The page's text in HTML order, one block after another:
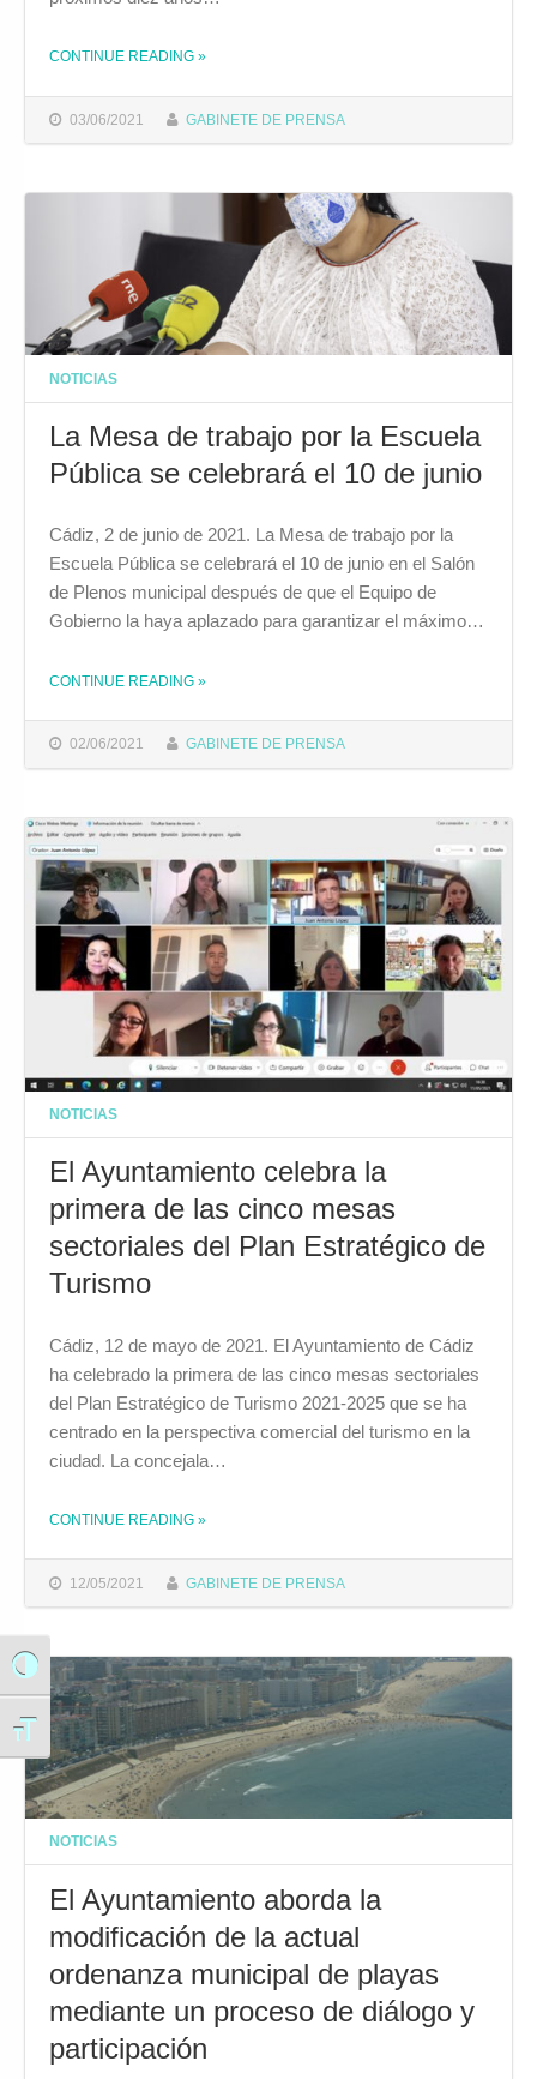
Alternar alto contraste
Alternar tamaño de letra
03/06/2021 GABINETE DE PRENSA
CONTINUE READING »
NOTICIAS
La Mesa de trabajo por la Escuela
Pública se celebrará el 10 de junio
02/06/2021 GABINETE DE PRENSA
Cádiz, 2 de junio de 2021. La Mesa de trabajo por la
Escuela Pública se celebrará el 10 de junio en el Salón
de Plenos municipal después de que el Equipo de
Gobierno la haya aplazado para garantizar el máximo…
CONTINUE READING THE "LA MESA DE TRABAJO POR LA ESCUELA PÚBLICA SE CELEBRARÁ EL 10 DE JUNIO"
»
NOTICIAS
El Ayuntamiento celebra la
primera de las cinco mesas
sectoriales del Plan Estratégico de
Turismo
12/05/2021 GABINETE DE PRENSA
Cádiz, 12 de mayo de 2021. El Ayuntamiento de Cádiz
ha celebrado la primera de las cinco mesas sectoriales
del Plan Estratégico de Turismo 2021-2025 que se ha
centrado en la perspectiva comercial del turismo en la
ciudad. La concejala…
CONTINUE READING THE "EL AYUNTAMIENTO CELEBRA LA PRIMERA DE LAS CINCO MESAS SECTORIALES DEL PLAN ESTRATÉGICO DE TURISMO"
»
NOTICIAS
El Ayuntamiento aborda la
modificación de la actual
ordenanza municipal de playas
mediante un proceso de diálogo y
participación